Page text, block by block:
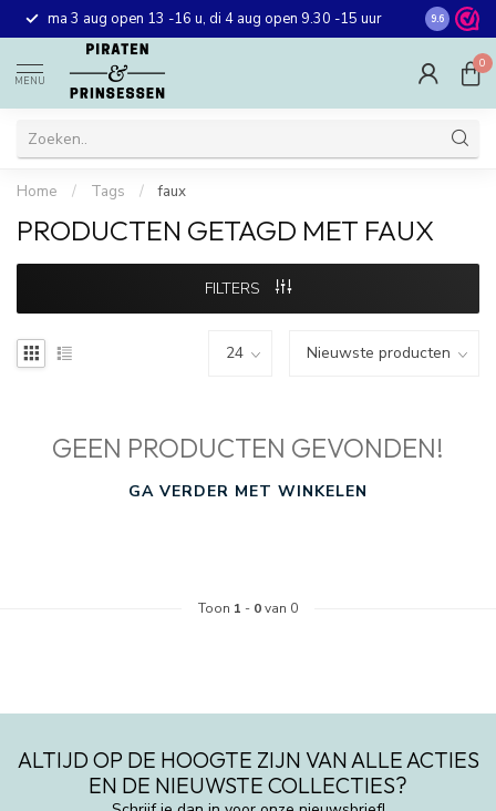
ma 3 aug open 13 -16 u, di 4 aug open 9.30 -15 uur Gratis
winkel in
9.6
MENU
0
Home / Tags / faux
PRODUCTEN GETAGD MET FAUX
FILTERS
GEEN PRODUCTEN GEVONDEN!
GA VERDER MET WINKELEN
Toon 1 - 0van 0
ALTIJD OP DE HOOGTE ZIJN VAN ALLE ACTIES
EN DE NIEUWSTE COLLECTIES?